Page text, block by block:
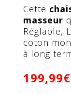
Cette
masseur
Réglable,
coton
à long
199,99€